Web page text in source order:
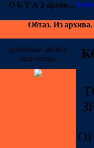
О Б Т А З архив....
Обтаз. Из архива.
архивные записи
под гитару